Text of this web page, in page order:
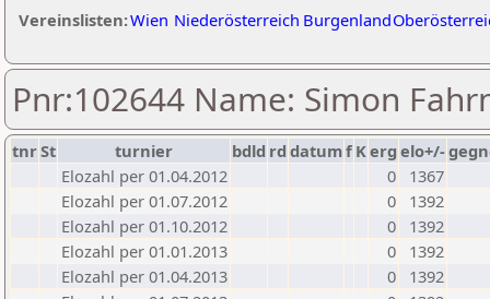
Vereinslisten:Wien Niederösterreich Burgenland
Pnr:102644 Name: Simon
tnrSt turnier bdld rd datumf Kerg elo+/-
Elozahl per 01.04.2012
0
1367
Elozahl per 01.07.2012
0
1392
Elozahl per 01.10.2012
0
1392
Elozahl per 01.01.2013
0
1392
Elozahl per 01.04.2013
0
1392